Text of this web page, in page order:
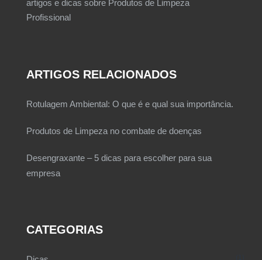
artigos e dicas sobre Produtos de Limpeza
Profissional
ARTIGOS RELACIONADOS
Rotulagem Ambiental: O que é e qual sua importância.
Produtos de Limpeza no combate de doenças
Desengraxante – 5 dicas para escolher para sua
empresa
CATEGORIAS